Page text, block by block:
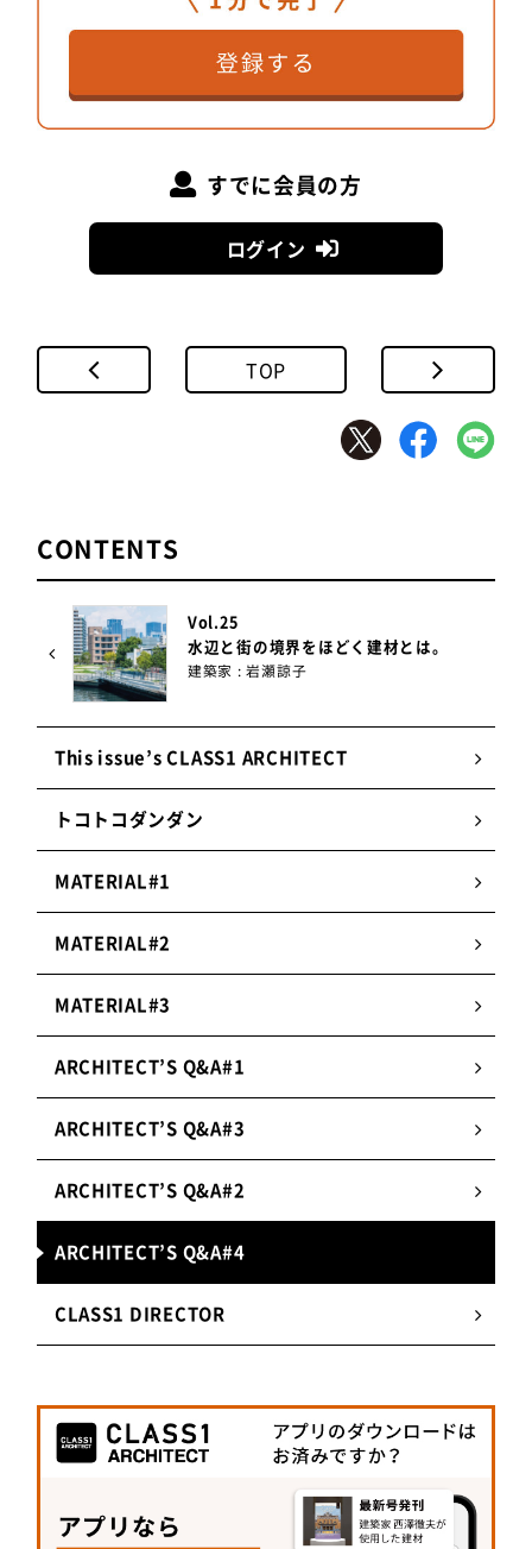
すでに会員の方
ログイン
TOP
CONTENTS
Vol.25
水辺と街の境界をほどく建材とは。
建築家 : 岩瀬諒子
This issue’s CLASS1 ARCHITECT
トコトコダンダン
MATERIAL#1
MATERIAL#2
MATERIAL#3
ARCHITECT’S Q&A#1
ARCHITECT’S Q&A#3
ARCHITECT’S Q&A#2
ARCHITECT’S Q&A#4
CLASS1 DIRECTOR